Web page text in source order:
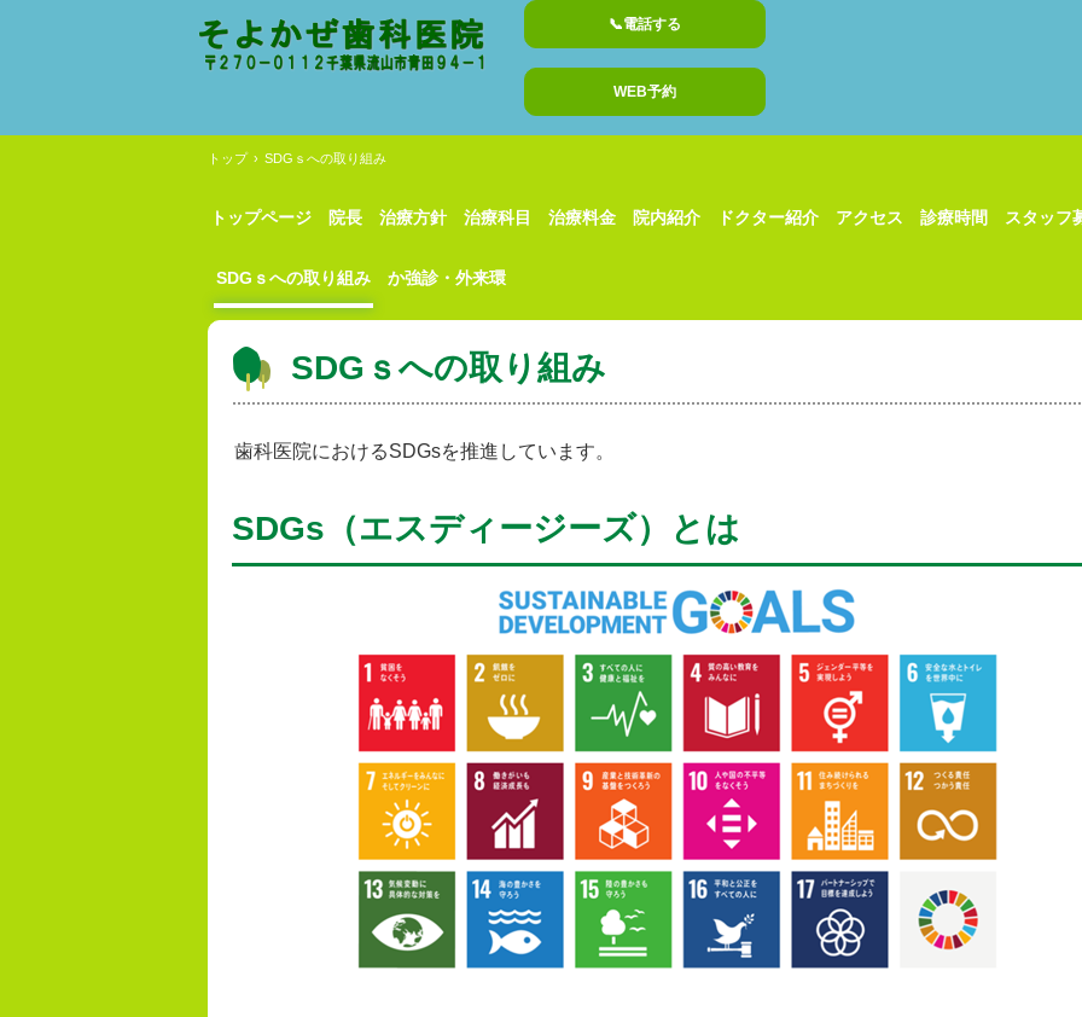
📞電話する
WEB予約
トップ › SDGｓへの取り組み
トップページ 院長 治療方針 治療科目 治療料金 院内紹介 ドクター紹介 アクセス 診療時間 スタッフ
SDGｓへの取り組み か強診・外来環
SDGｓへの取り組み
歯科医院におけるSDGsを推進しています。
SDGs（エスディージーズ）とは